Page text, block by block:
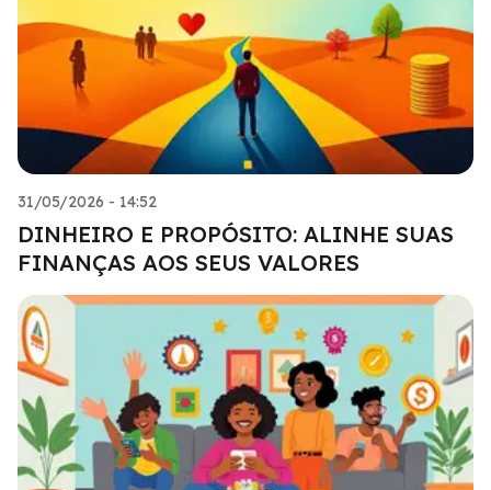
31/05/2026 - 14:52
DINHEIRO E PROPÓSITO: ALINHE SUAS
FINANÇAS AOS SEUS VALORES